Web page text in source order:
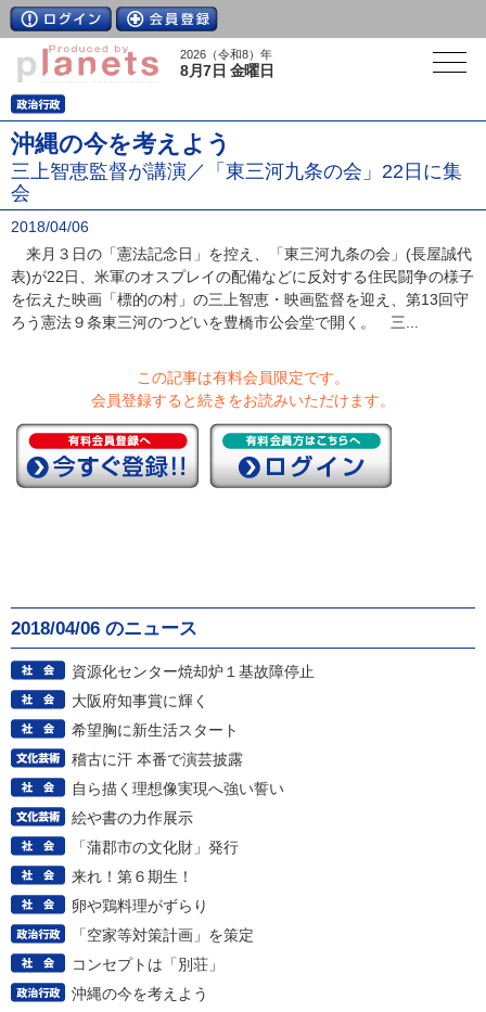
2026（令和8）年
8月7日 金曜日
沖縄の今を考えよう
三上智恵監督が講演／「東三河九条の会」22日に集
会
2018/04/06
来月３日の「憲法記念日」を控え、「東三河九条の会」(長屋誠代
表)が22日、米軍のオスプレイの配備などに反対する住民闘争の様子
を伝えた映画「標的の村」の三上智恵・映画監督を迎え、第13回守
ろう憲法９条東三河のつどいを豊橋市公会堂で開く。 三...
この記事は有料会員限定です。
会員登録すると続きをお読みいただけます。
2018/04/06 のニュース
資源化センター焼却炉１基故障停止
大阪府知事賞に輝く
希望胸に新生活スタート
稽古に汗 本番で演芸披露
自ら描く理想像実現へ強い誓い
絵や書の力作展示
「蒲郡市の文化財」発行
来れ！第６期生！
卵や鶏料理がずらり
「空家等対策計画」を策定
コンセプトは「別荘」
沖縄の今を考えよう